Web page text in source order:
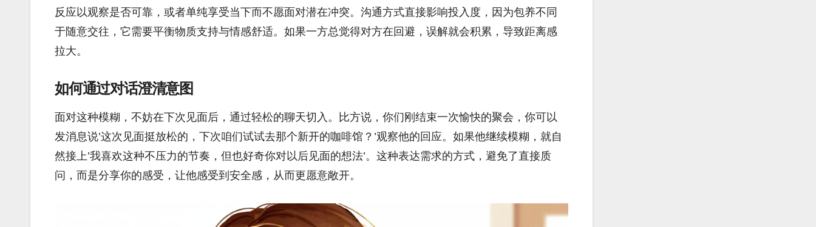
反应以观察是否可靠，或者单纯享受当下而不愿面对潜在冲突。沟通方式直接影响投入度，因为包养不同
于随意交往，它需要平衡物质支持与情感舒适。如果一方总觉得对方在回避，误解就会积累，导致距离感
拉大。
如何通过对话澄清意图
面对这种模糊，不妨在下次见面后，通过轻松的聊天切入。比方说，你们刚结束一次愉快的聚会，你可以
发消息说’这次见面挺放松的，下次咱们试试去那个新开的咖啡馆？’观察他的回应。如果他继续模糊，就自
然接上’我喜欢这种不压力的节奏，但也好奇你对以后见面的想法’。这种表达需求的方式，避免了直接质
问，而是分享你的感受，让他感受到安全感，从而更愿意敞开。